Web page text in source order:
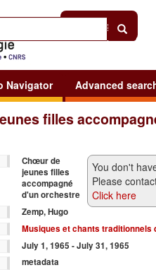
Sign in
Navigator Advanced
filles
You don't
Please
Click here
Chœur de
jeunes filles
accompagné
d'un orchestre
Zemp, Hugo
Musiques et chants traditionnels
July 1, 1965 - July 31, 1965
metadata